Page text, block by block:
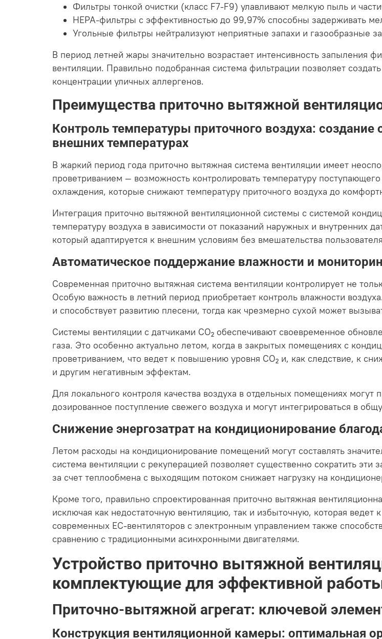
Фильтры тонкой очистки (класс F7-F9) улавливают мелкую пыль и
HEPA-фильтры с эффективностью до 99,97% способны задерживать
Угольные фильтры нейтрализуют неприятные запахи и газообразные
В период летней жары значительно возрастает интенсивность запыления
вентиляции. Правильно подобранная система фильтрации позволяет
концентрации уличных аллергенов.
Преимущества приточно вытяжной
Контроль температуры приточного воздуха:
внешних температурах
В жаркий период года приточно вытяжная система вентиляции имеет
проветриванием — возможность контролировать температуру
охлаждения, которые снижают температуру приточного воздуха до
Интеграция приточно вытяжной вентиляционной системы с системой
температуру воздуха в зависимости от показаний наружных и внутренних
который адаптируется к внешним условиям без вмешательства
Автоматическое поддержание влажности и
Современная приточно вытяжная система вентиляции контролирует не
Особую важность в летний период приобретает контроль влажности
и способствует развитию плесени, тогда как чрезмерно сухой может
Системы вентиляции с датчиками CO₂ обеспечивают своевременное
газа. Это особенно актуально летом, когда в закрытых помещениях с
проветриванием, что ведет к повышению уровня CO₂ и, как следствие, к
и другим негативным эффектам.
Для локального контроля качества воздуха в отдельных помещениях могут
дозированное поступление свежего воздуха и могут интегрироваться в
Снижение энергозатрат на кондиционирование
Летом расходы на кондиционирование помещений могут составлять
система вентиляции с рекуперацией позволяет существенно сократить
за счет теплообмена с выходящим потоком снижает нагрузку на
Кроме того, правильно спроектированная приточно вытяжная
исключая как недостаточную вентиляцию, так и избыточную, которая
современных EC-вентиляторов с электронным управлением также
сравнению с традиционными асинхронными двигателями.
Устройство приточно вытяжной
комплектующие для эффективной
Приточно-вытяжной агрегат: ключевой
Конструкция вентиляционной камеры: оптимальная